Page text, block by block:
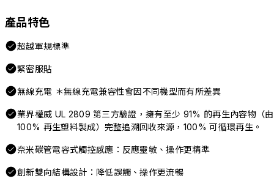
產品特色
超越軍規標準
緊密服貼
無線充電 ＊無線充電兼容性會因不同機型而有所差異
業界權威 UL 2809 第三方驗證，擁有至少 91% 的再生內容物（由
100% 再生塑料製成）完整追溯回收來源，100% 可循環再生。
奈米碳管電容式觸控感應：反應靈敏、操作更精準
創新雙向結構設計：降低誤觸、操作更流暢